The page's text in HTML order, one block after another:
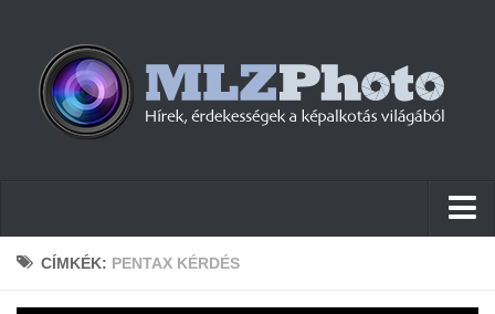
HírekCÍMKÉK: PENTAX KÉRDÉS